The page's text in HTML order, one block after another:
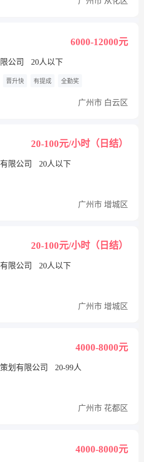
6000-12000元
公司 20人以下
晋升快 有提成 全勤奖
广州市 白云区
20-100元/小时（日结）
限公司 20人以下
广州市 增城区
20-100元/小时（日结）
限公司 20人以下
广州市 增城区
4000-8000元
划有限公司 20-99人
广州市 花都区
4000-8000元